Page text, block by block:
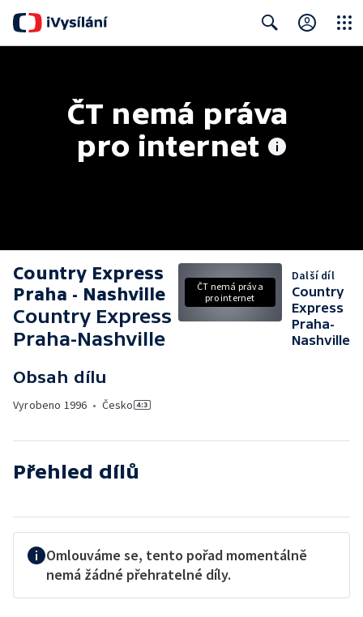
ČT nemá práva
pro internet
Country Express
Praha - Nashville
Country Express
Praha-Nashville
Obsah dílu
Vyrobeno 1996 • Česko
ČT nemá práva
pro internet
Další díl
Country
Express
Praha-
Nashville
Přehled dílů
Omlouváme se, tento pořad momentálně
nemá žádné přehratelné díly.